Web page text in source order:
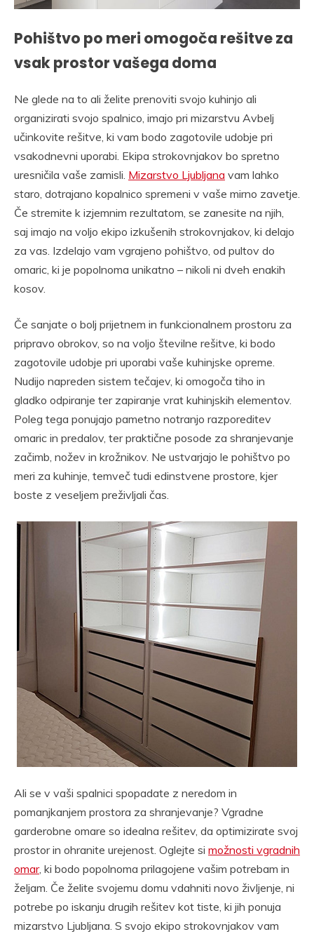
Pohištvo po meri omogoča rešitve za
vsak prostor vašega doma
Ne glede na to ali želite prenoviti svojo kuhinjo ali
organizirati svojo spalnico, imajo pri mizarstvu Avbelj
učinkovite rešitve, ki vam bodo zagotovile udobje pri
vsakodnevni uporabi. Ekipa strokovnjakov bo spretno
uresničila vaše zamisli. Mizarstvo Ljubljana vam lahko
staro, dotrajano kopalnico spremeni v vaše mirno zavetje.
Če stremite k izjemnim rezultatom, se zanesite na njih,
saj imajo na voljo ekipo izkušenih strokovnjakov, ki delajo
za vas. Izdelajo vam vgrajeno pohištvo, od pultov do
omaric, ki je popolnoma unikatno – nikoli ni dveh enakih
kosov.
Če sanjate o bolj prijetnem in funkcionalnem prostoru za
pripravo obrokov, so na voljo številne rešitve, ki bodo
zagotovile udobje pri uporabi vaše kuhinjske opreme.
Nudijo napreden sistem tečajev, ki omogoča tiho in
gladko odpiranje ter zapiranje vrat kuhinjskih elementov.
Poleg tega ponujajo pametno notranjo razporeditev
omaric in predalov, ter praktične posode za shranjevanje
začimb, nožev in krožnikov. Ne ustvarjajo le pohištvo po
meri za kuhinje, temveč tudi edinstvene prostore, kjer
boste z veseljem preživljali čas.
Ali se v vaši spalnici spopadate z neredom in
pomanjkanjem prostora za shranjevanje? Vgradne
garderobne omare so idealna rešitev, da optimizirate svoj
prostor in ohranite urejenost. Oglejte si možnosti vgradnih
omar, ki bodo popolnoma prilagojene vašim potrebam in
željam. Če želite svojemu domu vdahniti novo življenje, ni
potrebe po iskanju drugih rešitev kot tiste, ki jih ponuja
mizarstvo Ljubljana. S svojo ekipo strokovnjakov vam